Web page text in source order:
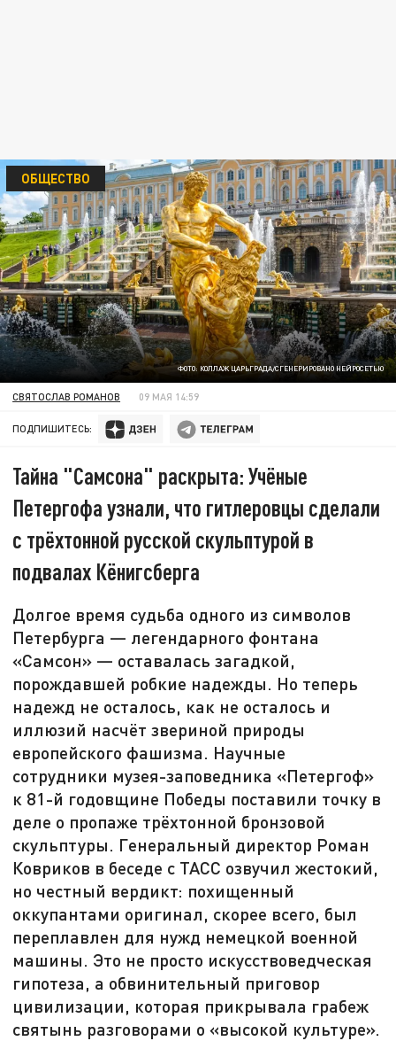
ФОТО: КОЛЛАЖ ЦАРЬГРАДА/СГЕНЕРИРОВАНО НЕЙРОСЕТЬЮ
ОБЩЕСТВО
СВЯТОСЛАВ РОМАНОВ 09 МАЯ 14:59
ПОДПИШИТЕСЬ:
Тайна "Самсона" раскрыта: Учёные
Петергофа узнали, что гитлеровцы сделали
с трёхтонной русской скульптурой в
подвалах Кёнигсберга
Долгое время судьба одного из символов
Петербурга — легендарного фонтана
«Самсон» — оставалась загадкой,
порождавшей робкие надежды. Но теперь
надежд не осталось, как не осталось и
иллюзий насчёт звериной природы
европейского фашизма. Научные
сотрудники музея-заповедника «Петергоф»
к 81-й годовщине Победы поставили точку в
деле о пропаже трёхтонной бронзовой
скульптуры. Генеральный директор Роман
Ковриков в беседе с ТАСС озвучил жестокий,
но честный вердикт: похищенный
оккупантами оригинал, скорее всего, был
переплавлен для нужд немецкой военной
машины. Это не просто искусствоведческая
гипотеза, а обвинительный приговор
цивилизации, которая прикрывала грабеж
святынь разговорами о «высокой культуре».